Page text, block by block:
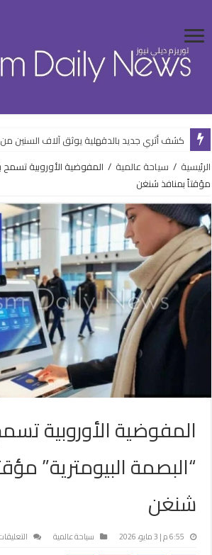
كشف أثري جديد بالدقهلية يوثق آلاف السنين
الرئيسية / سياحة عالمية / المفوضية الأوروبية تسمح
مؤقتاً بمنافذ شنغن
المفوضية الأوروبية
“البصمة البيومترية”
شنغن
6:55 م | 3 مايو، 2026 سياحة عالمية